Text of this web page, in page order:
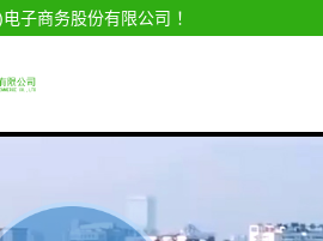
子商务股份有限公司 ！